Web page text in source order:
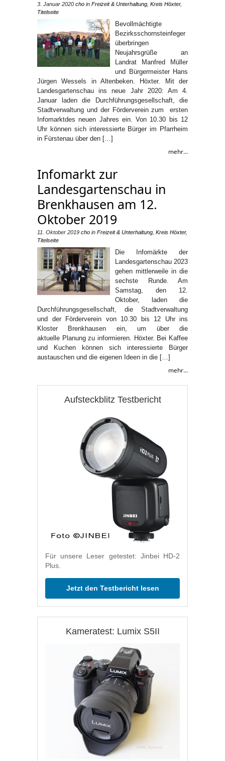
3. Januar 2020 cho in Freizeit & Unterhaltung Kreis Höxter,
Titelseite
Bevollmächtigte
Bezirksschornsteinfeger
überbringen
Neujahrsgrüße an
Landrat Manfred Müller
und Bürgermeister Hans
Jürgen Wessels in Altenbeken. Höxter. Mit der
Landesgartenschau ins neue Jahr 2020: Am 4.
Januar laden die Durchführungsgesellschaft, die
Stadtverwaltung und der Förderverein zum ersten
Infomarktdes neuen Jahres ein. Von 10.30 bis 12
Uhr können sich interessierte Bürger im Pfarrheim
in Fürstenau über den […]
mehr...
Infomarkt zur
Landesgartenschau in
Brenkhausen am 12.
Oktober 2019
11. Oktober 2019 cho in Freizeit & Unterhaltung Kreis Höxter,
Titelseite
Die Infomärkte der
Landesgartenschau 2023
gehen mittlerweile in die
sechste Runde. Am
Samstag, den 12.
Oktober, laden die
Durchführungsgesellschaft, die Stadtverwaltung
und der Förderverein von 10.30 bis 12 Uhr ins
Kloster Brenkhausen ein, um über die
aktuelle Planung zu informieren. Höxter. Bei Kaffee
und Kuchen können sich interessierte Bürger
austauschen und die eigenen Ideen in die […]
mehr...
Aufsteckblitz Testbericht
Für unsere Leser getestet: Jinbei HD-2
Plus.
Jetzt den Testbericht lesen
Kameratest: Lumix S5II